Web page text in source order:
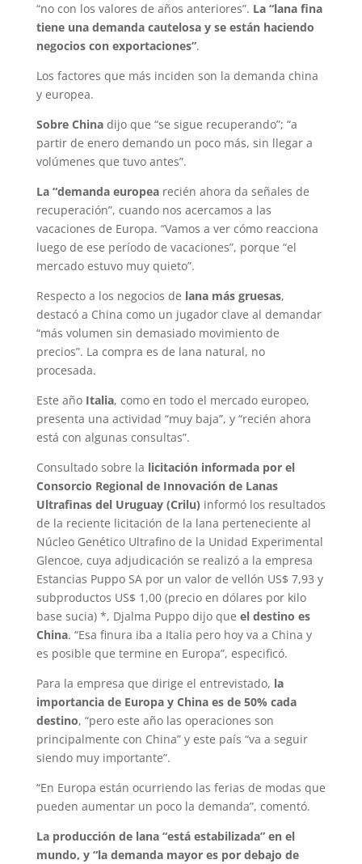
“no con los valores de años anteriores”. La “lana fina
tiene una demanda cautelosa y se están haciendo
negocios con exportaciones”.
Los factores que más inciden son la demanda china
y europea.
Sobre Chinadijo que “se sigue recuperando”; “a
partir de enero demando un poco más, sin llegar a
volúmenes que tuvo antes”.
La “demanda europearecién ahora da señales de
recuperación”, cuando nos acercamos a las
vacaciones de Europa. “Vamos a ver cómo reacciona
luego de ese período de vacaciones”, porque “el
mercado estuvo muy quieto”.
Respecto a los negocios de lana más gruesas,
destacó a China como un jugador clave al demandar
“más volumen sin demasiado movimiento de
precios”. La compra es de lana natural, no
procesada.
Este año Italia, como en todo el mercado europeo,
presenta una actividad “muy baja”, y “recién ahora
está con algunas consultas”.
Consultado sobre la licitación informada por el
Consorcio Regional de Innovación de Lanas
Ultrafinas del Uruguay (Crilu) informó los resultados
de la reciente licitación de la lana perteneciente al
Núcleo Genético Ultrafino de la Unidad Experimental
Glencoe, cuya adjudicación se realizó a la empresa
Estancias Puppo SA por un valor de vellón US$ 7,93 y
subproductos US$ 1,00 (precio en dólares por kilo
base sucia) *, Djalma Puppo dijo que el destino es
China. “Esa finura iba a Italia pero hoy va a China y
es posible que termine en Europa”, especificó.
Para la empresa que dirige el entrevistado, la
importancia de Europa y China es de 50% cada
destino, “pero este año las operaciones son
principalmente con China” y este país “va a seguir
siendo muy importante”.
“En Europa están ocurriendo las ferias de modas que
pueden aumentar un poco la demanda”, comentó.
La producción de lana “está estabilizada” en el
mundo, y “la demanda mayor es por debajo de